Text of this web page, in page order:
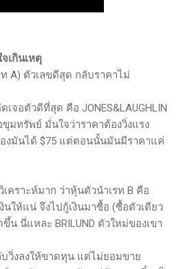
เกินเหตุ
A) ตัวเลขดีสุด กลับราคาไม่
จอตัวดีที่สุด คือ JONES&LAUGHLIN
ขุมทรัพย์ มั่นใจว่าราคาต้องวิ่งแรง
งมันได้ $75 แต่ตอนนั้นมันมีราคาแค่
เคราะห์มาก ว่าหุ้นตัวนำเรท B คือ
งินให้แน่ จึงไปกู้เงินมาซื้อ (ซื้อตัวเดียว
น นี่แหละ BRILUND ตัวใหม่ของเขา
วิ่งลงให้ขาดทุน แต่ไม่ยอมขาย